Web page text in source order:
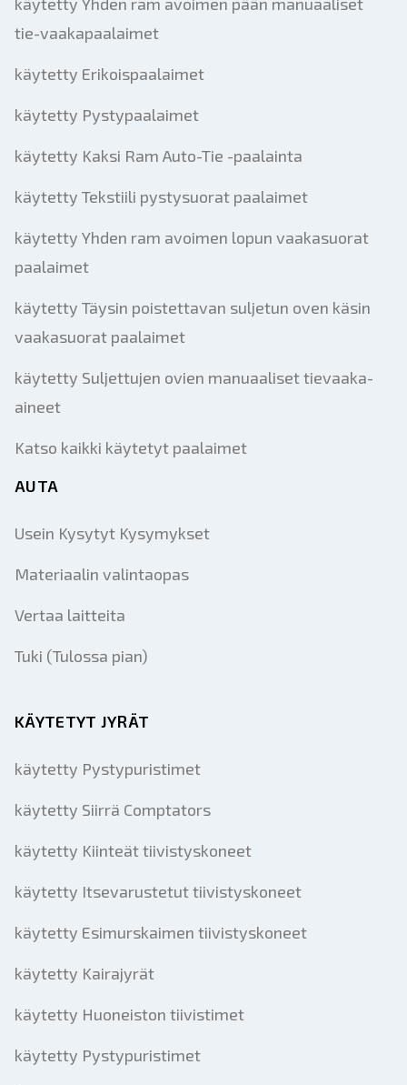
tie-vaakapaalaimet
käytetty Erikoispaalaimet
käytetty Pystypaalaimet
käytetty Kaksi Ram Auto-Tie -paalainta
käytetty Tekstiili pystysuorat paalaimet
käytetty Yhden ram avoimen lopun vaakasuorat
paalaimet
käytetty Täysin poistettavan suljetun oven käsin
vaakasuorat paalaimet
käytetty Suljettujen ovien manuaaliset tievaaka-
aineet
Katso kaikki käytetyt paalaimet
AUTA
Usein Kysytyt Kysymykset
Materiaalin valintaopas
Vertaa laitteita
Tuki (Tulossa pian)
KÄYTETYT JYRÄT
käytetty Pystypuristimet
käytetty Siirrä Comptators
käytetty Kiinteät tiivistyskoneet
käytetty Itsevarustetut tiivistyskoneet
käytetty Esimurskaimen tiivistyskoneet
käytetty Kairajyrät
käytetty Huoneiston tiivistimet
käytetty Pystypuristimet